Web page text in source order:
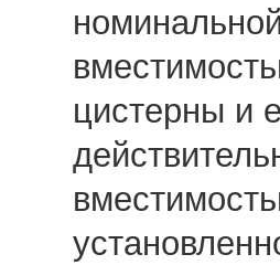
цистерны и